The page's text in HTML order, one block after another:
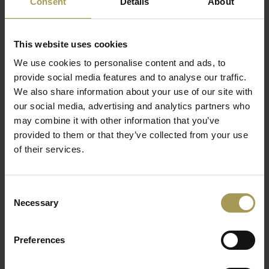
This website uses cookies
We use cookies to personalise content and ads, to
provide social media features and to analyse our traffic.
We also share information about your use of our site with
our social media, advertising and analytics partners who
may combine it with other information that you’ve
provided to them or that they’ve collected from your use
of their services.
Selection
Necessary
Preferences
inbegrepen). De tafellamp van Athene bestaat ook in een
hanglamp versie bij Brand New Office. Bovendien zijn deze
worden.
Ontwerp:It's about RoMi
Maten:7,5Ø x 10h cm
Materiaal:wit of zwart marmer
Licht: 40W/E27
Reservelamp apart bestellen!
voor haar design verlichting. Sinds 1993 maken ze zowel
design verlichting voor de HoReCa sector(Hotel-Restaurant-
hoofdzakelijk uit het stadsleven in Amsterdam, maar ook de